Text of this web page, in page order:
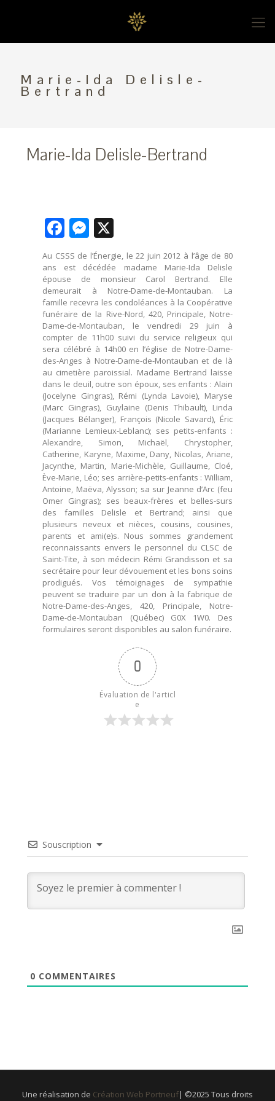
Marie-Ida Delisle-
Bertrand
Marie-Ida Delisle-Bertrand
Facebook
Messenger
Au CSSS de l’Énergie, le 22 juin 2012 à l’âge de 80
ans est décédée madame Marie-Ida Delisle
épouse de monsieur Carol Bertrand. Elle
demeurait à Notre-Dame-de-Montauban. La
famille recevra les condoléances à la Coopérative
funéraire de la Rive-Nord, 420, Principale, Notre-
Dame-de-Montauban, le vendredi 29 juin à
compter de 11h00 suivi du service religieux qui
sera célébré à 14h00 en l’église de Notre-Dame-
des-Anges à Notre-Dame-de-Montauban et de là
au cimetière paroissial. Madame Bertrand laisse
dans le deuil, outre son époux, ses enfants : Alain
(Jocelyne Gingras), Rémi (Lynda Lavoie), Maryse
(Marc Gingras), Guylaine (Denis Thibault), Linda
(Jacques Bélanger), François (Nicole Savard), Éric
(Marianne Lemieux-Leblanc); ses petits-enfants :
Alexandre, Simon, Michaël, Chrystopher,
Catherine, Karyne, Maxime, Dany, Nicolas, Ariane,
Jacynthe, Martin, Marie-Michèle, Guillaume, Cloé,
Ève-Marie, Léo; ses arrière-petits-enfants : William,
Antoine, Maëva, Alysson; sa sur Jeanne d’Arc (feu
Omer Gingras); ses beaux-frères et belles-surs
des familles Delisle et Bertrand; ainsi que
plusieurs neveux et nièces, cousins, cousines,
parents et ami(e)s. Nous sommes grandement
reconnaissants envers le personnel du CLSC de
Saint-Tite, à son médecin Rémi Grandisson et sa
secrétaire pour leur dévouement et les bons soins
prodigués. Vos témoignages de sympathie
peuvent se traduire par un don à la fabrique de
Notre-Dame-des-Anges, 420, Principale, Notre-
Dame-de-Montauban (Québec) G0X 1W0. Des
formulaires seront disponibles au salon funéraire.
0
Évaluation de l'articl
e
Souscription
0 COMMENTAIRES
Une réalisation de Création Web Portneuf| ©2025 Tous droits